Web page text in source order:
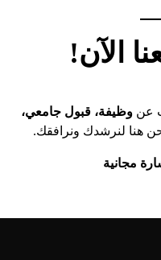
الآن!
عنوظيفة، قبول جامعي،
هنا لنرشدك ونرافقك.
مجانية